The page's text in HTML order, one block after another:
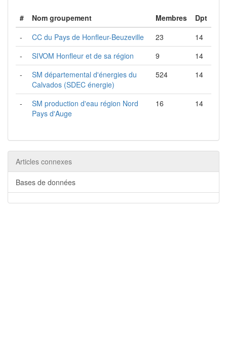
# Nom groupement Membres
Dpt
-
CC du Pays de Honfleur-Beuzeville 23
14
-
SIVOM Honfleur et de sa région 9
14
-
SM départemental d'énergies du
Calvados (SDEC énergie)
524 14
-
SM production d'eau région Nord
Pays d'Auge
16 14
Articles connexes
Bases de données